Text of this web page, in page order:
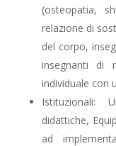
(osteopatia,
relazione di
del corpo,
insegnanti di
individuale con
Istituzionali:
didattiche,
ad